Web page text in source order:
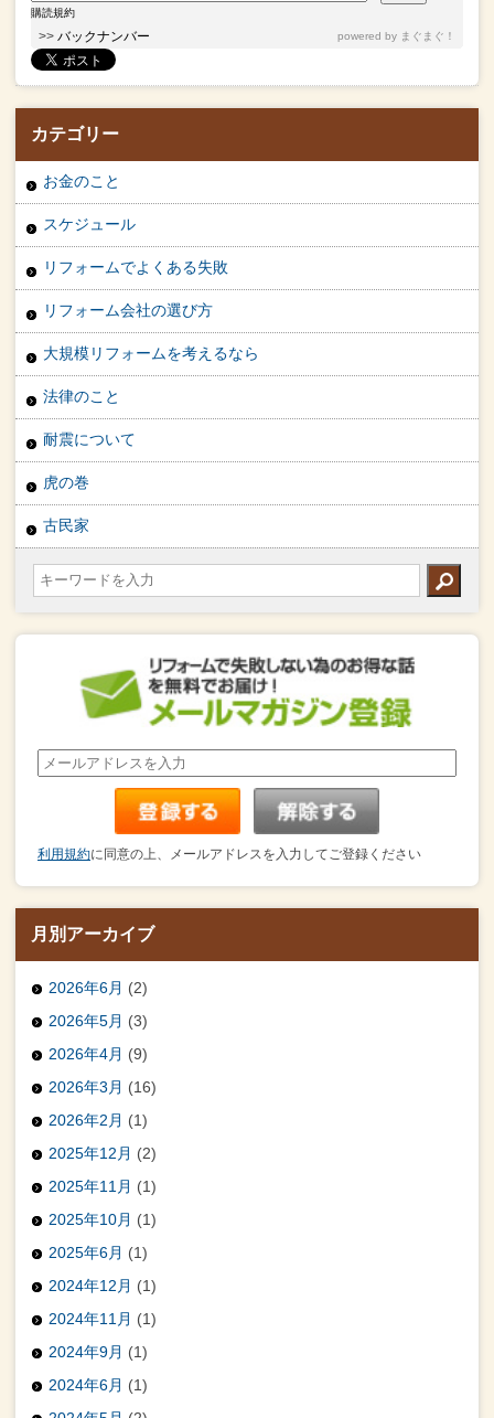
購読規約
>> バックナンバー powered by まぐまぐ！
カテゴリー
お金のこと
スケジュール
リフォームでよくある失敗
リフォーム会社の選び方
大規模リフォームを考えるなら
法律のこと
耐震について
虎の巻
古民家
利用規約に同意の上、メールアドレスを入力してご登録ください
月別アーカイブ
2026年6月 (2)
2026年5月 (3)
2026年4月 (9)
2026年3月 (16)
2026年2月 (1)
2025年12月 (2)
2025年11月 (1)
2025年10月 (1)
2025年6月 (1)
2024年12月 (1)
2024年11月 (1)
2024年9月 (1)
2024年6月 (1)